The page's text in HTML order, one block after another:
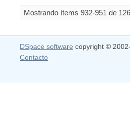
Mostrando ítems 932-951 de
DSpace software copyright ©
Contacto